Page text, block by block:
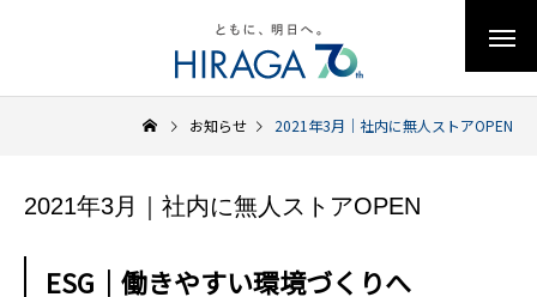
お知らせ 2021年3月｜社内に無人ストアOPEN
2021年3月｜社内に無人ストアOPEN
ESG｜働きやすい環境づくりへ